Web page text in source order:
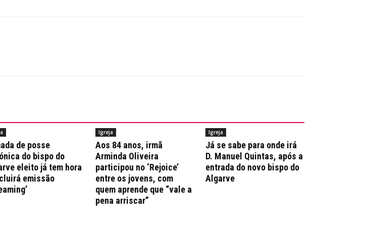
de posse
do bispo do
eleito já tem hora
emissão
Igreja
Aos 84 anos, irmã
Arminda Oliveira
participou no ‘Rejoice’
entre os jovens, com
quem aprende que “vale a
pena arriscar”
Igreja
Já se sabe para onde irá
D. Manuel Quintas, após a
entrada do novo bispo do
Algarve